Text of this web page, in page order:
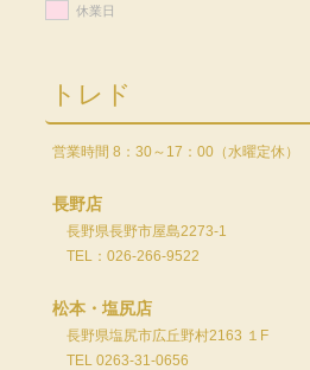
休業日
トレド
営業時間 8：30～17：00（水曜定休）
長野店
長野県長野市屋島2273-1
TEL：026-266-9522
松本・塩尻店
長野県塩尻市広丘野村2163 １F
TEL 0263-31-0656